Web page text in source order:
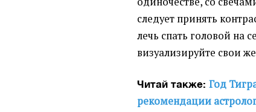
следует принять
лечь спать головой на
визуализируйте свои
Читай также:Год
рекомендации